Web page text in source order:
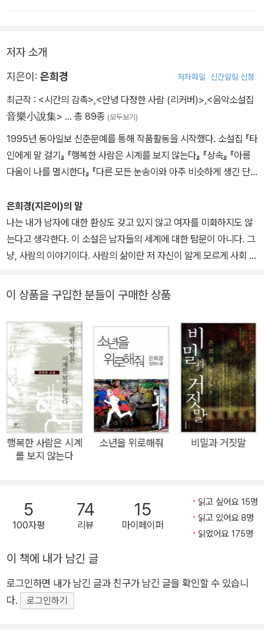
저자 소개
지은이: 은희경 저자파일 신간알림 신청
최근작 : <시간의 감촉> <안녕 다정한 사람 (리커버)> <음악소설집
音樂小說集> … 총 89종 (모두보기)
1995년 동아일보 신춘문예를 통해 작품활동을 시작했다. 소설집 『타
인에게 말 걸기』 『행복한 사람은 시계를 보지 않는다』 『상속』 『아름
다움이 나를 멸시한다』 『다른 모든 눈송이와 아주 비슷하게 생긴 단
의 선물』 『마지막 춤은 나와 함께』 『그것은 꿈이었을까』 『마이너리
그』 『비밀과 거짓말』 『소년을 위로해줘』 『태연한 인생』 『빛의 과거』,
산문집 『생각의 일요일들』 『또 못 버린 물건들』 등이 있다. 문학동네
소설상, 동서문학상, 이상문학상, 한국소설문학상, 한국일보문학상,
화예술상을 수상했다. 사진출처 : ⓒ우상희
은희경(지은이)의 말
나는 내가 남자에 대한 환상도 갖고 있지 않고 여자를 미화하지도 않
는다고 생각한다. 이 소설은 남자들의 세계에 대한 탐문이 아니다. 그
냥, 사람의 이야기이다. 사람의 삶이란 저 자신이 알게 모르게 사회 속
싶었다.
내게 주어진 여성이라는 사회적 상황은 한때 나로 하여금 남성성에
대한 신랄함을 갖게 했다. 이제 나를 세상의 남성과 화해하게 만든 것
은 삶의 마이너리티 안에서의 동료애가 아닌가 한다. 그러나 나는 아
직도 불완전한 도중(道中)에 있다.
이 상품을 구입한 분들이 구매한 상품
행복한 사람은 시계
를 보지 않는다
소년을 위로해줘 비밀과 거짓말
5
100자평
74
리뷰
15
마이페이퍼
읽고 싶어요 15명
읽고 있어요 8명
읽었어요 175명
이 책에 내가 남긴 글
로그인하면 내가 남긴 글과 친구가 남긴 글을 확인할 수 있습니
다.
로그인하기